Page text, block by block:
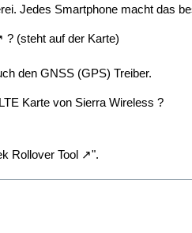
Jedes Smartphone macht das
? (steht auf der Karte)
den GNSS (GPS) Treiber.
Karte von Sierra Wireless ?
Rollover Tool ".